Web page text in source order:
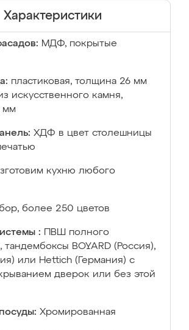
Характеристики
МДФ, покрытые
пластиковая, толщина 26 мм
искусственного камня,
мм
ХДФ в цвет столешницы
кухню любого
более 250 цветов
:
ПВШ полного
тандембоксы BOYARD (Россия),
или Hettich (Германия) с
дверок или без этой
Хромированная